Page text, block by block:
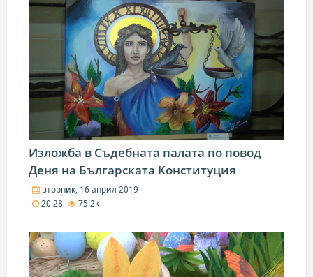
Изложба в Съдебната палата по повод
Деня на Българската Конституция
вторник, 16 април 2019
20:28
75.2k